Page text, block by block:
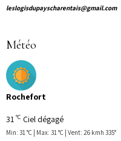
leslogisdupayscharentais@gmail.com
Météo
Rochefort
31 °C Ciel dégagé
Min: 31 °C | Max: 31 °C | Vent: 26 kmh 335°